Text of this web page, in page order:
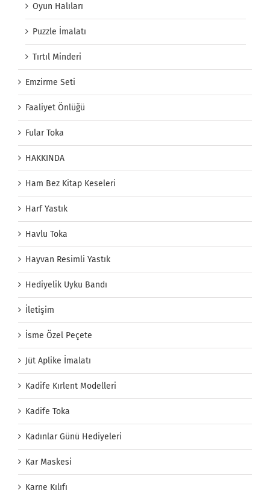
Oyun Halıları
Puzzle İmalatı
Tırtıl Minderi
Emzirme Seti
Faaliyet Önlüğü
Fular Toka
HAKKINDA
Ham Bez Kitap Keseleri
Harf Yastık
Havlu Toka
Hayvan Resimli Yastık
Hediyelik Uyku Bandı
İletişim
İsme Özel Peçete
Jüt Aplike İmalatı
Kadife Kırlent Modelleri
Kadife Toka
Kadınlar Günü Hediyeleri
Kar Maskesi
Karne Kılıfı